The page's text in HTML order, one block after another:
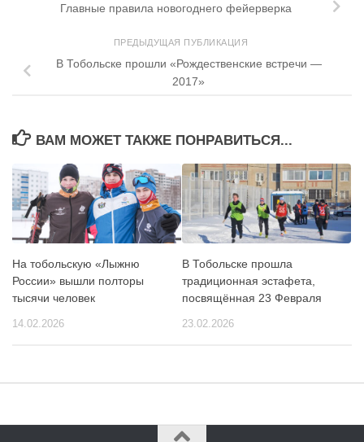
Главные правила новогоднего фейерверка
ПРЕДЫДУЩАЯ ПУБЛИКАЦИЯ
В Тобольске прошли «Рождественские встречи —
2017»
ВАМ МОЖЕТ ТАКЖЕ ПОНРАВИТЬСЯ...
На тобольскую «Лыжню
России» вышли полторы
тысячи человек
14.02.2026
В Тобольске прошла
традиционная эстафета,
посвящённая 23 Февраля
23.02.2026